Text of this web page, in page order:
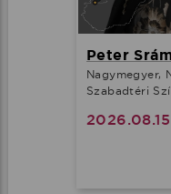
Peter
Nagymegyer,
Szabadtéri